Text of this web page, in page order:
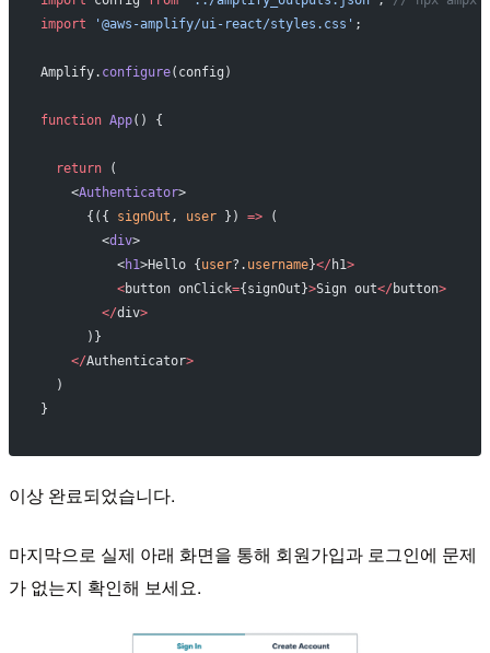
import '@aws-amplify/ui-react/styles.css' ;
Amplify. configure(config)
function App() {
  return
(
    <
Authenticator>
      {({
signOut , user }) => (
        <
div>
          <
h1>Hello { user?. username}</h1>
          <
button onClick={signOut}>Sign out</button>
        </
div>
      )}
    </
Authenticator>
  )
}
이상 완료되었습니다.
마지막으로 실제 아래 화면을 통해 회원가입과 로그인에 문제
가 없는지 확인해 보세요.